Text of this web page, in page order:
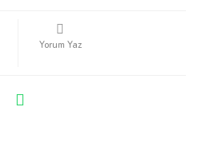
Yorum Yaz